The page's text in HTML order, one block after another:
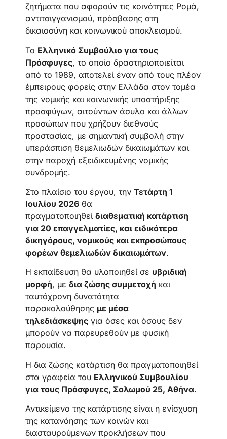
ζητήματα που αφορούν τις κοινότητες Ρομά,
αντιτσιγγανισμού, πρόσβασης στη
δικαιοσύνη και κοινωνικού αποκλεισμού.
Το Ελληνικό Συμβούλιο για τους
Πρόσφυγες, το οποίο δραστηριοποιείται
από το 1989, αποτελεί έναν από τους πλέον
έμπειρους φορείς στην Ελλάδα στον τομέα
της νομικής και κοινωνικής υποστήριξης
προσφύγων, αιτούντων άσυλο και άλλων
προσώπων που χρήζουν διεθνούς
προστασίας, με σημαντική συμβολή στην
υπεράσπιση θεμελιωδών δικαιωμάτων και
στην παροχή εξειδικευμένης νομικής
συνδρομής.
Στο πλαίσιο του έργου, την Τετάρτη 1
Ιουλίου 2026 θα
πραγματοποιηθεί διαθεματική κατάρτιση
για 20 επαγγελματίες, και ειδικότερα
δικηγόρους, νομικούς και εκπροσώπους
φορέων θεμελιωδών δικαιωμάτων.
Η εκπαίδευση θα υλοποιηθεί σε υβριδική
μορφή, με δια ζώσης συμμετοχή και
ταυτόχρονη δυνατότητα
παρακολούθησης με μέσα
τηλεδιάσκεψης για όσες και όσους δεν
μπορούν να παρευρεθούν με φυσική
παρουσία.
Η δια ζώσης κατάρτιση θα πραγματοποιηθεί
στα γραφεία του Ελληνικού Συμβουλίου
για τους Πρόσφυγες, Σολωμού 25, Αθήνα.
Αντικείμενο της κατάρτισης είναι η ενίσχυση
της κατανόησης των κοινών και
διασταυρούμενων προκλήσεων που